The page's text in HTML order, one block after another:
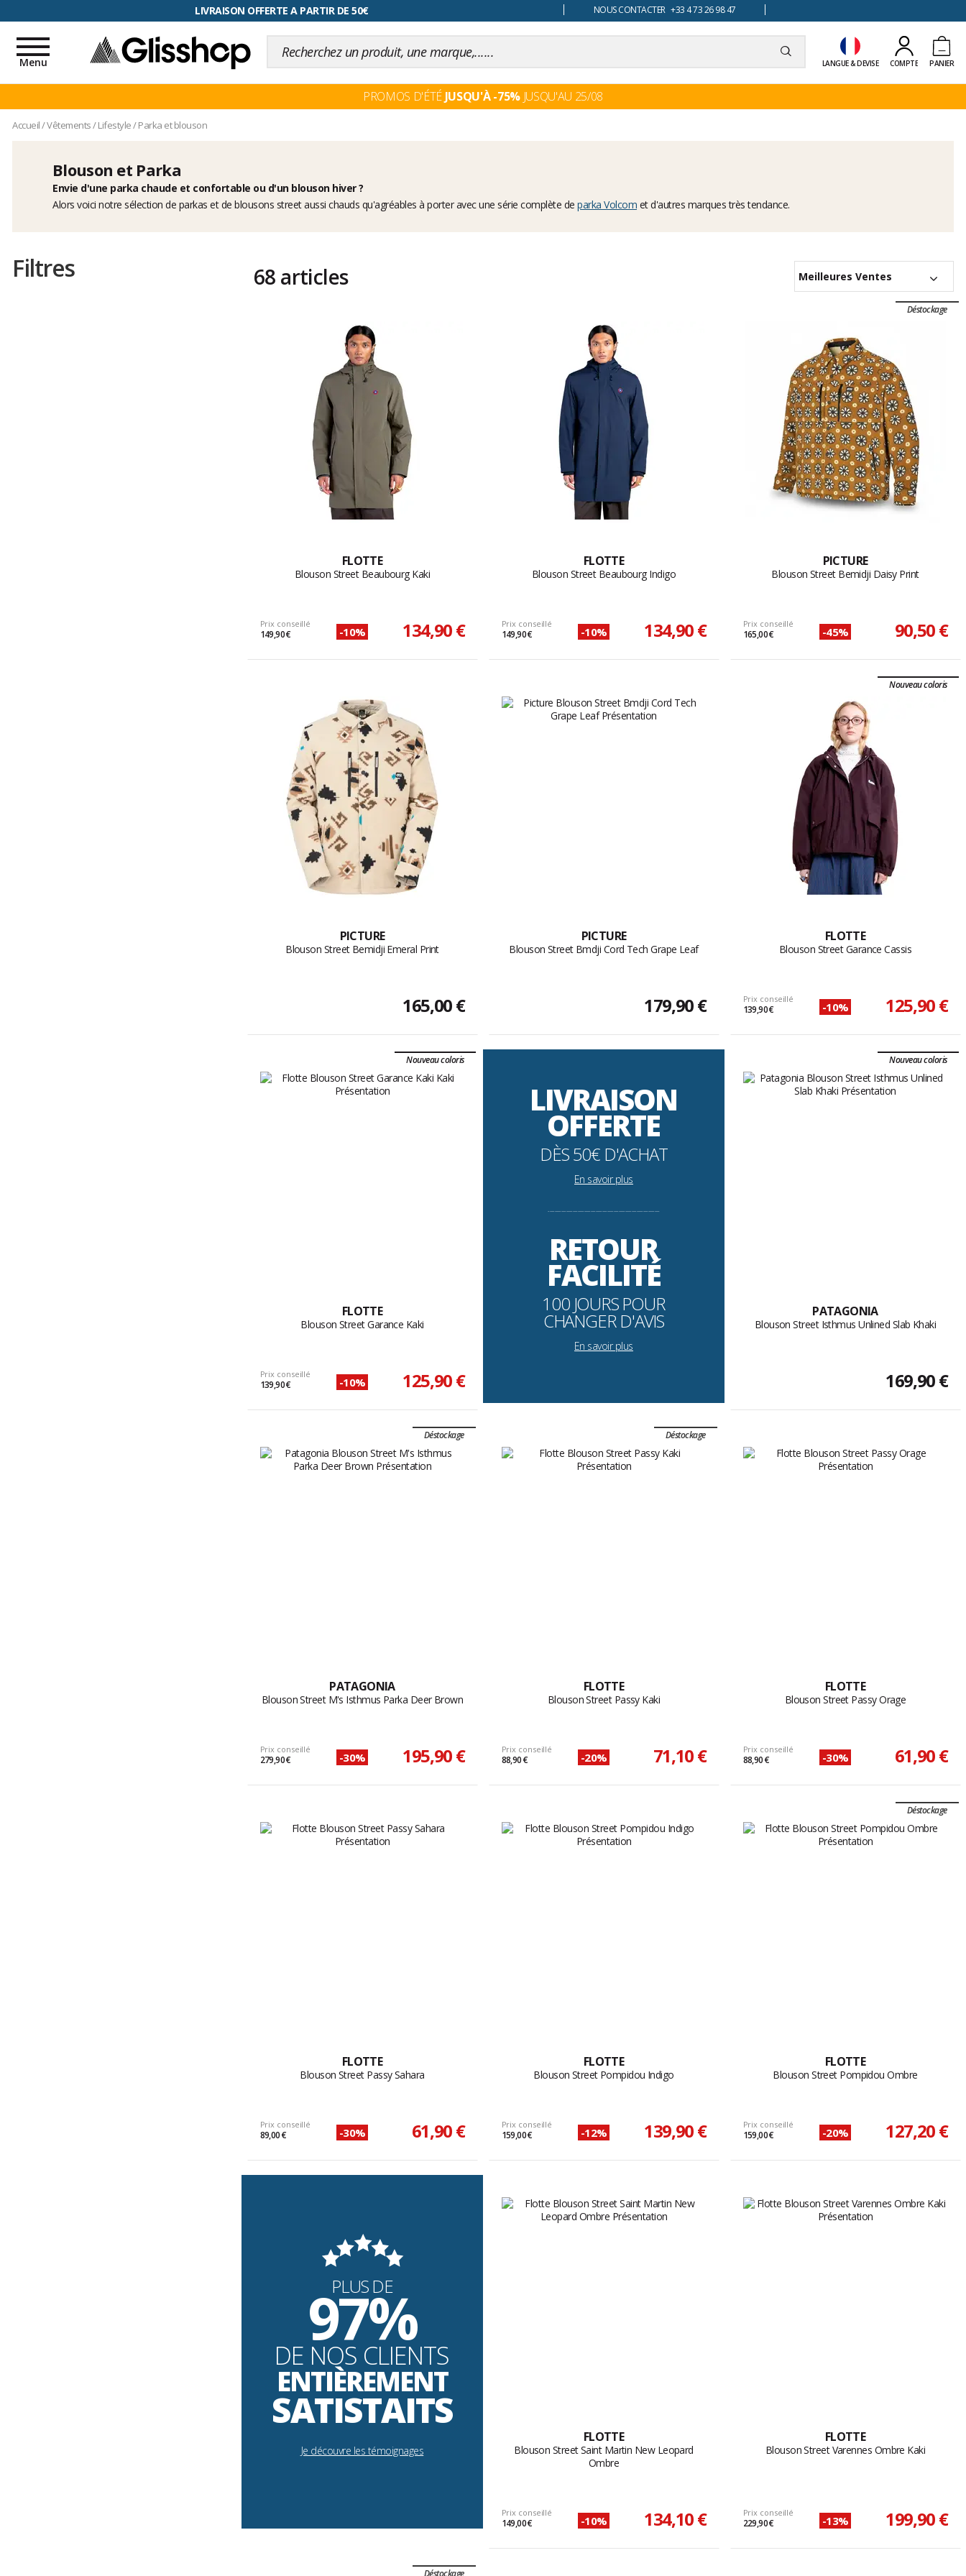
RETOUR FACILITÉ, 100 jours pour changer d'avis NOUS CONTACTER +33 4 73 26 98 47
LANGUE & DEVISE COMPTE PANIER
Toggle
navigation
Menu
PROMOS D'ÉTÉ JUSQU'À -75%JUSQU'AU 25/08
Accueil/Vêtements/Lifestyle/Parka et blouson
Blouson et Parka
Envie d'une parka chaude et confortable ou d'un blouson hiver ?
Alors voici notre sélection de parkas et de blousons street aussi chauds qu'agréables à porter avec une série complète de parka Volcom et d'autres marques très tendance.
Filtres 68 articles Meilleures Ventes
FLOTTE
Blouson Street Beaubourg Kaki
Prix conseillé
149,90 € -10% 134,90 €
FLOTTE
Blouson Street Beaubourg Indigo
Prix conseillé
149,90 € -10% 134,90 €
Déstockage
PICTURE
Blouson Street Bemidji Daisy Print
Prix conseillé
165,00 € -45% 90,50 €
PICTURE
Blouson Street Bemidji Emeral Print
165,00 €
PICTURE
Blouson Street Bmdji Cord Tech Grape Leaf
179,90 €
Nouveau coloris
FLOTTE
Blouson Street Garance Cassis
Prix conseillé
139,90 € -10% 125,90 €
Nouveau coloris
FLOTTE
Blouson Street Garance Kaki
Prix conseillé
139,90 € -10% 125,90 €
LIVRAISON
OFFERTE
DÈS 50€ D'ACHAT
En savoir plus
--------------------------------------------------------------------
RETOUR
FACILITÉ
100 JOURS POUR
CHANGER D'AVIS
En savoir plus
Nouveau coloris
PATAGONIA
Blouson Street Isthmus Unlined Slab Khaki
169,90 €
Déstockage
PATAGONIA
Blouson Street M's Isthmus Parka Deer Brown
Prix conseillé
279,90 € -30% 195,90 €
Déstockage
FLOTTE
Blouson Street Passy Kaki
Prix conseillé
88,90 € -20% 71,10 €
FLOTTE
Blouson Street Passy Orage
Prix conseillé
88,90 € -30% 61,90 €
FLOTTE
Blouson Street Passy Sahara
Prix conseillé
89,00 € -30% 61,90 €
FLOTTE
Blouson Street Pompidou Indigo
Prix conseillé
159,00 € -12% 139,90 €
Déstockage
FLOTTE
Blouson Street Pompidou Ombre
Prix conseillé
159,00 € -20% 127,20 €
PLUS DE
97%
DE NOS CLIENTS
ENTIÈREMENT
SATISTAITS
Je découvre les témoignages
FLOTTE
Blouson Street Saint Martin New Leopard
Ombre
Prix conseillé
149,00 € -10% 134,10 €
FLOTTE
Blouson Street Varennes Ombre Kaki
Prix conseillé
229,90 € -13% 199,90 €